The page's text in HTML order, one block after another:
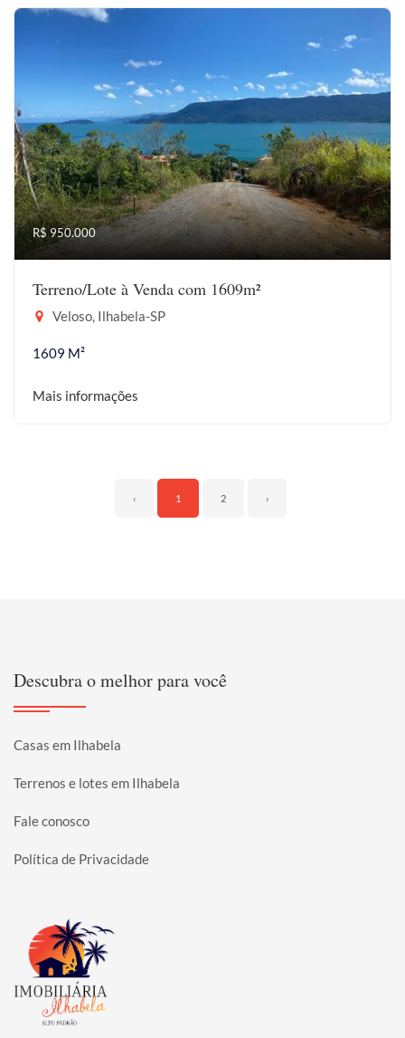
R$ 950.000
Terreno/Lote à Venda com 1609m²
Veloso, Ilhabela-SP
1609 M²
Mais informações
‹ 1 2 ›
Descubra o melhor para você
Casas em Ilhabela
Terrenos e lotes em Ilhabela
Fale conosco
Política de Privacidade
Página inicial